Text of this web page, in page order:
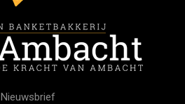
Nieuwsbrief